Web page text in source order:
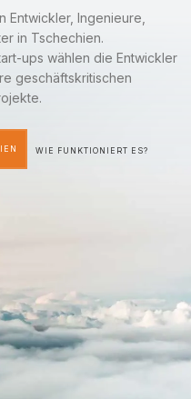
Entwickler, Ingenieure,
in Tschechien.
ups wählen die Entwickler
geschäftskritischen
WIE FUNKTIONIERT ES?